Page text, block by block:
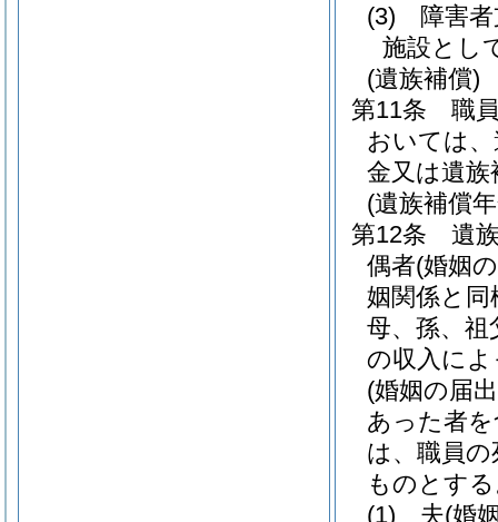
(3)
障害
施設とし
(遺族補償)
第11条
職
おいては
金又は遺
(遺族補償
第12条
遺
偶者(婚姻
姻関係と
母、孫、
の収入に
(婚姻の届
あった者
は、職員
ものとす
(1)
夫(婚